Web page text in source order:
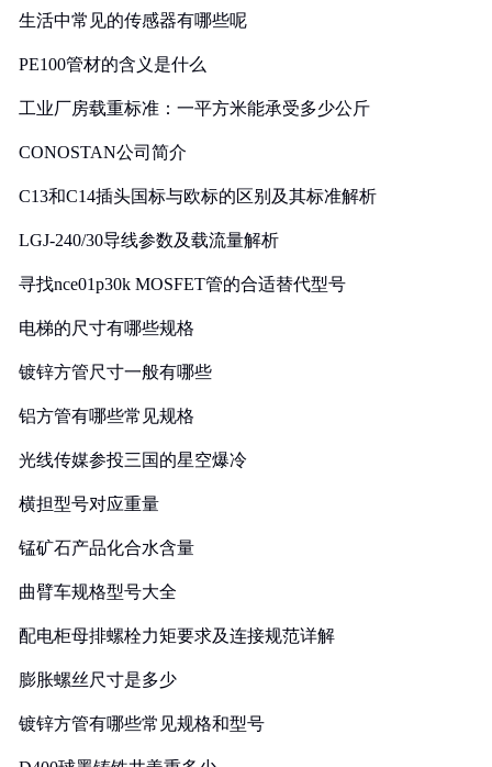
生活中常见的传感器有哪些呢
PE100管材的含义是什么
工业厂房载重标准：一平方米能承受多少公斤
CONOSTAN公司简介
C13和C14插头国标与欧标的区别及其标准解析
LGJ-240/30导线参数及载流量解析
寻找nce01p30k MOSFET管的合适替代型号
电梯的尺寸有哪些规格
镀锌方管尺寸一般有哪些
铝方管有哪些常见规格
光线传媒参投三国的星空爆冷
横担型号对应重量
锰矿石产品化合水含量
曲臂车规格型号大全
配电柜母排螺栓力矩要求及连接规范详解
膨胀螺丝尺寸是多少
镀锌方管有哪些常见规格和型号